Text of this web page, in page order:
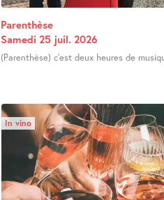
Parenthèse
Samedi 25 juil. 2026
(Parenthèse) c’est deux heures de
In vino